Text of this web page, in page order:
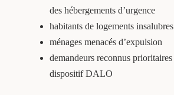
des hébergements d’urgence
habitants de logements
ménages menacés d’expulsion
demandeurs reconnus
dispositif DALO